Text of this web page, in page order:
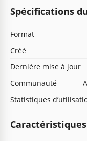
Spécifications
Format
Créé
Dernière mise à jour
Communauté
Statistiques